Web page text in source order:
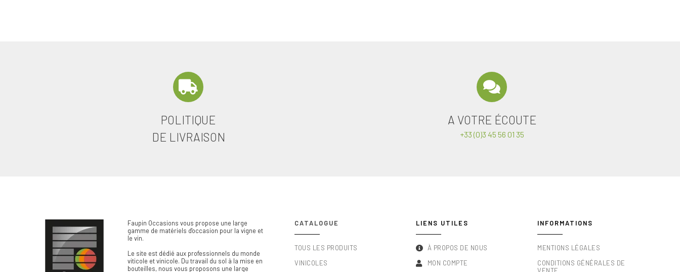
POLITIQUE
DE LIVRAISON
A VOTRE ÉCOUTE
+33 (0)3 45 56 01 35
Faupin Occasions vous propose une large
gamme de matériels d'occasion pour la vigne et
le vin.
Le site est dédié aux professionnels du monde
viticole et vinicole. Du travail du sol à la mise en
bouteilles, nous vous proposons une large
CATALOGUE
TOUS LES PRODUITS
VINICOLES
LIENS UTILES
À PROPOS DE NOUS
MON COMPTE
INFORMATIONS
MENTIONS LÉGALES
CONDITIONS GÉNÉRALES DE